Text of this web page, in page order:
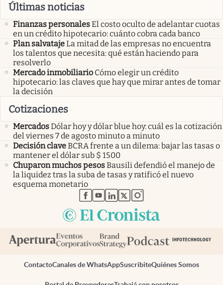
Últimas noticias
Finanzas personalesEl costo oculto de adelantar cuotas
en un crédito hipotecario: cuánto cobra cada banco
Plan salvatajeLa mitad de las empresas no encuentra
los talentos que necesita: qué están haciendo para
resolverlo
Mercado inmobiliario Cómo elegir un crédito
hipotecario: las claves que hay que mirar antes de tomar
la decisión
Cotizaciones
MercadosDólar hoy y dólar blue hoy: cuál es la cotización
del viernes 7 de agosto minuto a minuto
Decisión claveBCRA frente a un dilema: bajar las tasas o
mantener el dólar sub $ 1500
Chuparon muchos pesosBausili defendió el manejo de
la liquidez tras la suba de tasas y ratificó el nuevo
esquema monetario
abre en nueva pestaña
abre en nueva pestaña
abre en nueva pestaña
abre en nueva pestaña
abre en nueva pestaña
ContactoCanales de WhatsAppSuscribiteQuiénes Somos